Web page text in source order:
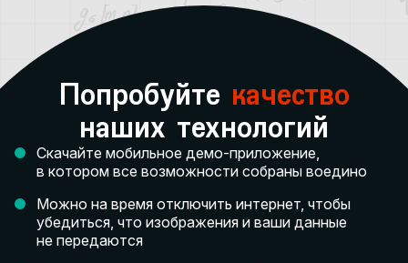
Попробуйте качество
наших технологий
Скачайте мобильное демо-приложение,
в котором все возможности собраны воедино
Можно на время отключить интернет, чтобы
убедиться, что изображения и ваши данные
не передаются